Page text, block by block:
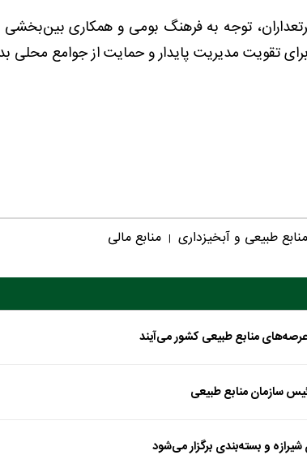
توجه به فرهنگ بومی و همکاری
تقویت مدیریت پایدار و حمایت از جوامع محلی
منابع طبیعی و آبخیزداری | منابع مالی
منابع طبیعی کشور می‌آیند
سازمان منابع طبیعی
و بسته‌بندی برگزار می‌شود